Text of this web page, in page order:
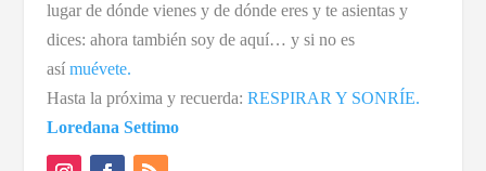
lugar de dónde vienes y de dónde eres y te asientas y
dices: ahora también soy de aquí… y si no es
así muévete.
Hasta la próxima y recuerda: RESPIRAR Y SONRÍE.
Loredana Settimo